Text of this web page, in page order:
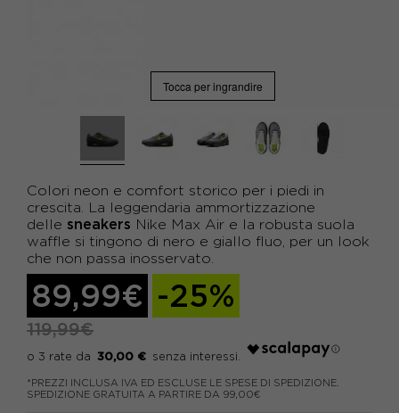
Tocca per ingrandire
Colori neon e comfort storico per i piedi in
crescita. La leggendaria ammortizzazione
delle sneakers Nike Max Air e la robusta suola
waffle si tingono di nero e giallo fluo, per un look
che non passa inosservato.
89,99€ -25%
119,99€
30,00 €
*PREZZI INCLUSA IVA ED ESCLUSE LE SPESE DI SPEDIZIONE.
SPEDIZIONE GRATUITA A PARTIRE DA 99,00€